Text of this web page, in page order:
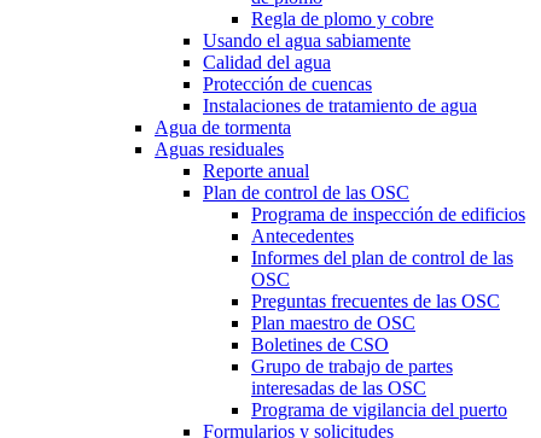
Regla de plomo y cobre
Usando el agua sabiamente
Calidad del agua
Protección de cuencas
Instalaciones de tratamiento de agua
Agua de tormenta
Aguas residuales
Reporte anual
Plan de control de las OSC
Programa de inspección de edificios
Antecedentes
Informes del plan de control de las
OSC
Preguntas frecuentes de las OSC
Plan maestro de OSC
Boletines de CSO
Grupo de trabajo de partes
interesadas de las OSC
Programa de vigilancia del puerto
Formularios y solicitudes